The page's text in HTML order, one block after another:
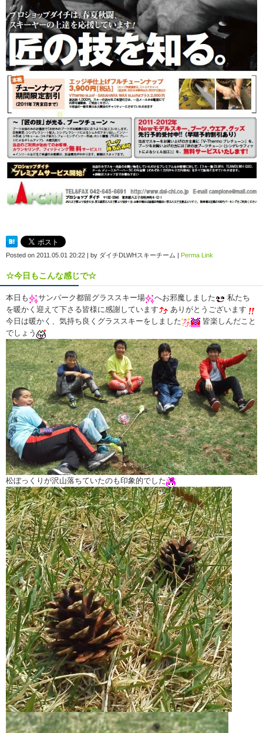
Posted on 2011.05.01 20:22 | by ダイチDLWHスキーチーム | Perma Link
☆今日もこんな感じで☆
本日も サンパーク都留グラススキー場 へお邪魔しました
私たち
を暖かく迎えて下さる皆様に感謝しています
ありがとうございます
今日は暖かく、気持ち良くグラススキーをしました
皆楽しんだこと
でしょう
松ぼっくりが沢山落ちていたのも印象的でした